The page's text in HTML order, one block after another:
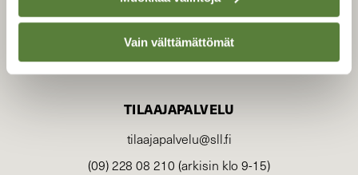
Vain välttämättömät
TILAAJAPALVELU
tilaajapalvelu@sll.fi
(09) 228 08 210 (arkisin klo 9-15)